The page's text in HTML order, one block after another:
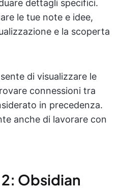
dettagli specifici.
le tue note e idee,
e la scoperta
di visualizzare le
connessioni tra
in precedenza.
anche di lavorare con
Obsidian